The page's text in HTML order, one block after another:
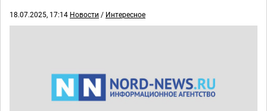
18.07.2025, 17:14 Новости / Интересное